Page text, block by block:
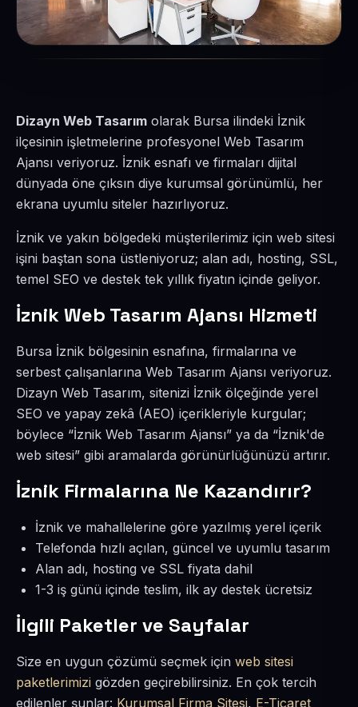
Dizayn Web Tasarım olarak Bursa ilindeki İznik
ilçesinin işletmelerine profesyonel Web Tasarım
Ajansı veriyoruz. İznik esnafı ve firmaları dijital
dünyada öne çıksın diye kurumsal görünümlü, her
ekrana uyumlu siteler hazırlıyoruz.
İznik ve yakın bölgedeki müşterilerimiz için web sitesi
işini baştan sona üstleniyoruz; alan adı, hosting, SSL,
temel SEO ve destek tek yıllık fiyatın içinde geliyor.
İznik Web Tasarım Ajansı Hizmeti
Bursa İznik bölgesinin esnafına, firmalarına ve
serbest çalışanlarına Web Tasarım Ajansı veriyoruz.
Dizayn Web Tasarım, sitenizi İznik ölçeğinde yerel
SEO ve yapay zekâ (AEO) içerikleriyle kurgular;
böylece “İznik Web Tasarım Ajansı” ya da “İznik'de
web sitesi” gibi aramalarda görünürlüğünüzü artırır.
İznik Firmalarına Ne Kazandırır?
İznik ve mahallelerine göre yazılmış yerel içerik
Telefonda hızlı açılan, güncel ve uyumlu tasarım
Alan adı, hosting ve SSL fiyata dahil
1-3 iş günü içinde teslim, ilk ay destek ücretsiz
İlgili Paketler ve Sayfalar
Size en uygun çözümü seçmek için web sitesi
paketlerimizi gözden geçirebilirsiniz. En çok tercih
edilenler şunlar: Kurumsal Firma Sitesi, E-Ticaret